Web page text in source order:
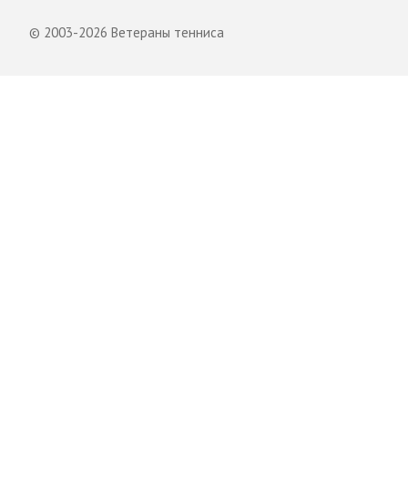
© 2003-2026 Ветераны тенниса